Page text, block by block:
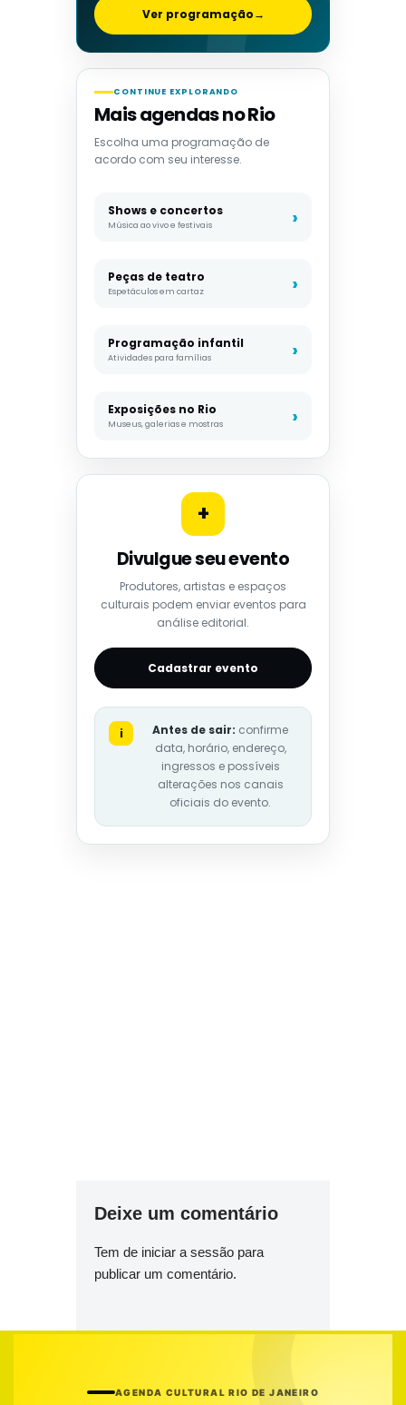
Ver programação→
CONTINUE EXPLORANDO
Mais agendas no Rio
Escolha uma programação de
acordo com seu interesse.
Shows e concertos
Música ao vivo e festivais
Peças de teatro
Espetáculos em cartaz
Programação infantil
Atividades para famílias
Exposições no Rio
Museus, galerias e mostras
+
Divulgue seu evento
Produtores, artistas e espaços
culturais podem enviar eventos para
análise editorial.
Cadastrar evento
i Antes de sair: confirme
data, horário, endereço,
ingressos e possíveis
alterações nos canais
oficiais do evento.
Deixe um comentário
Tem de iniciar a sessão para
publicar um comentário.
AGENDA CULTURAL RIO DE JANEIRO